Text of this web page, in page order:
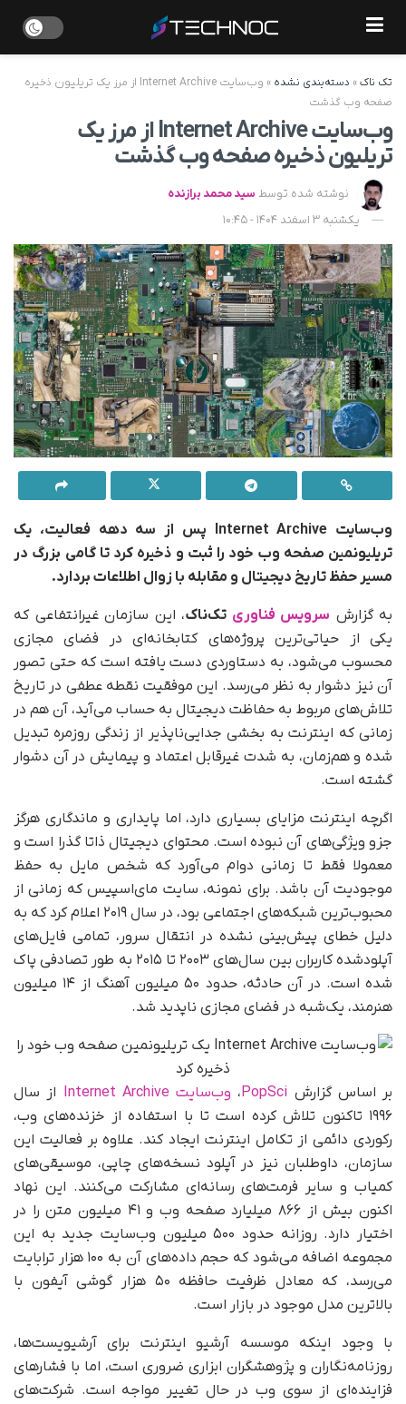
تک ناک» دسته‌بندی نشده »
وب‌سایت Internet Archive از مرز یک تریلیون ذخیره
صفحه وب گذشت
وب‌سایت Internet Archive از مرز یک
تریلیون ذخیره صفحه وب گذشت
نوشته شده توسط سید محمد برازنده
یکشنبه 3 اسفند 1404 - 10:45
وب‌سایت Internet Archive پس از سه دهه فعالیت، یک
تریلیونمین صفحه وب خود را ثبت و ذخیره کرد تا گامی بزرگ در
مسیر حفظ تاریخ دیجیتال و مقابله با زوال اطلاعات بردارد.
به گزارش سرویس فناوری تک‌ناک، این سازمان غیرانتفاعی که
یکی از حیاتی‌ترین پروژه‌های کتابخانه‌ای در فضای مجازی
محسوب می‌شود، به دستاوردی دست یافته است که حتی تصور
آن نیز دشوار به نظر می‌رسد. این موفقیت نقطه عطفی در تاریخ
تلاش‌های مربوط به حفاظت دیجیتال به حساب می‌آید، آن هم در
زمانی که اینترنت به بخشی جدایی‌ناپذیر از زندگی روزمره تبدیل
شده و هم‌زمان، به شدت غیرقابل اعتماد و پیمایش در آن دشوار
گشته است.
اگرچه اینترنت مزایای بسیاری دارد، اما پایداری و ماندگاری هرگز
جزو ویژگی‌های آن نبوده است. محتوای دیجیتال ذاتا گذرا است و
معمولا فقط تا زمانی دوام می‌آورد که شخص مایل به حفظ
موجودیت آن باشد. برای نمونه، سایت مای‌اسپیس که زمانی از
محبوب‌ترین شبکه‌های اجتماعی بود، در سال ۲۰۱۹ اعلام کرد که به
دلیل خطای پیش‌بینی نشده در انتقال سرور، تمامی فایل‌های
آپلودشده کاربران بین سال‌های ۲۰۰۳ تا ۲۰۱۵ به طور تصادفی پاک
شده است. در آن حادثه، حدود ۵۰ میلیون آهنگ از ۱۴ میلیون
هنرمند، یک‌شبه در فضای مجازی ناپدید شد.
بر اساس گزارش PopSci، وب‌سایت Internet Archive
از سال
۱۹۹۶ تاکنون تلاش کرده است تا با استفاده از خزنده‌های وب،
رکوردی دائمی از تکامل اینترنت ایجاد کند. علاوه بر فعالیت این
سازمان، داوطلبان نیز در آپلود نسخه‌های چاپی، موسیقی‌های
کمیاب و سایر فرمت‌های رسانه‌ای مشارکت می‌کنند. این نهاد
اکنون بیش از ۸۶۶ میلیارد صفحه وب و ۴۱ میلیون متن را در
اختیار دارد. روزانه حدود ۵۰۰ میلیون وب‌سایت جدید به این
مجموعه اضافه می‌شود که حجم داده‌های آن به ۱۰۰ هزار ترابایت
می‌رسد، که معادل ظرفیت حافظه ۵۰ هزار گوشی آیفون با
بالاترین مدل موجود در بازار است.
با وجود اینکه موسسه آرشیو اینترنت برای آرشیویست‌ها،
روزنامه‌نگاران و پژوهشگران ابزاری ضروری است، اما با فشارهای
فزاینده‌ای از سوی وب در حال تغییر مواجه است. شرکت‌های